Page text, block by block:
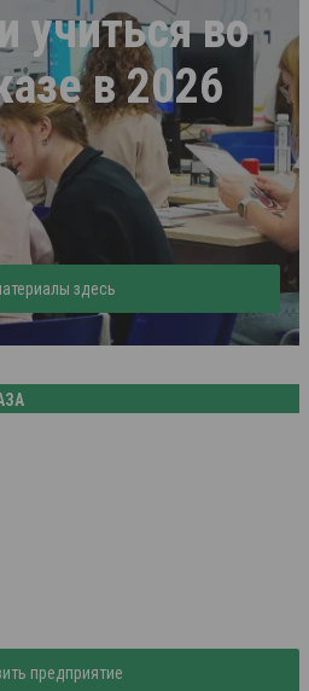
учиться во
в 2026
здесь
предприятие